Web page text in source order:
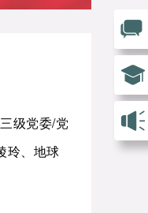
级党委/党
玲、地球